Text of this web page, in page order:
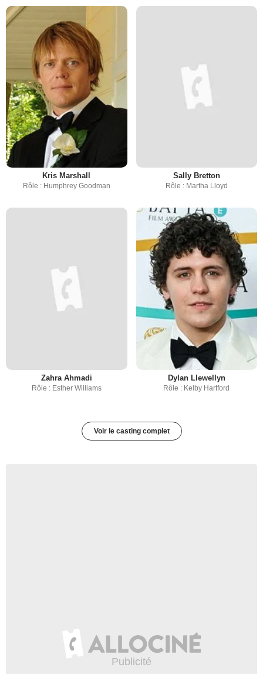
Kris Marshall
Rôle : Humphrey Goodman
Sally Bretton
Rôle : Martha Lloyd
Zahra Ahmadi
Rôle : Esther Williams
Dylan Llewellyn
Rôle : Kelby Hartford
Voir le casting complet